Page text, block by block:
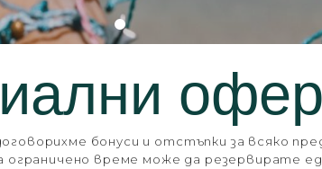
бонуси и отстъпки за всяко
ограничено време може да резервирате